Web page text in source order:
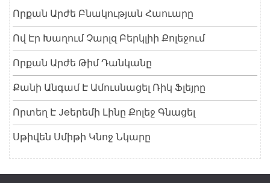
Որքան Արժե Բնակության Հաուարը
Ով Էր Խաղում Չարլզ Բերկլիի Քոլեջում
Որքան Արժե Թիմ Դանկանը
Քանի Անգամ Է Ամուսնացել Ռիկ Ֆլեյրը
Որտեղ Է Jeերեմի Լինը Քոլեջ Գնացել
Սթիվեն Սմիթի Կնոջ Նկարը